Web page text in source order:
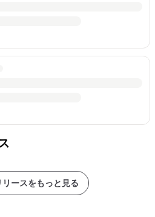
ースをもっと見る